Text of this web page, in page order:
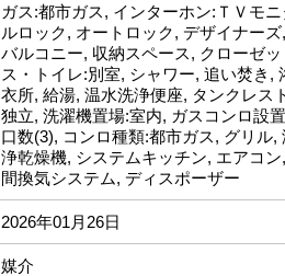
ガス:都市ガス, インターホン:ＴＶモ
ルロック, オートロック, デザイナー
バルコニー, 収納スペース, クローゼ
ス・トイレ:別室, シャワー, 追い焚き,
衣所, 給湯, 温水洗浄便座, タンクレス
独立, 洗濯機置場:室内, ガスコンロ設
口数(3), コンロ種類:都市ガス, グリル,
浄乾燥機, システムキッチン, エアコ
間換気システム, ディスポーザー
2026年01月26日
媒介